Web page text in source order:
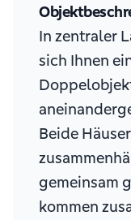
In zentraler
sich Ihnen
Beide
gemeinsam
kommen